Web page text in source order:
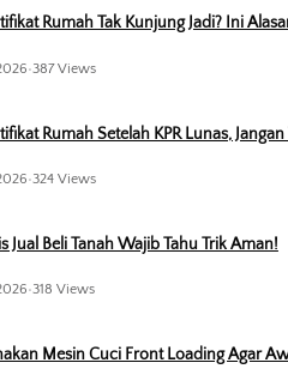
Rumah Tak Kunjung Jadi? Ini
•387 Views
Rumah Setelah KPR Lunas, Jangan
•324 Views
Jual Beli Tanah Wajib Tahu Trik Aman!
•318 Views
Mesin Cuci Front Loading Agar